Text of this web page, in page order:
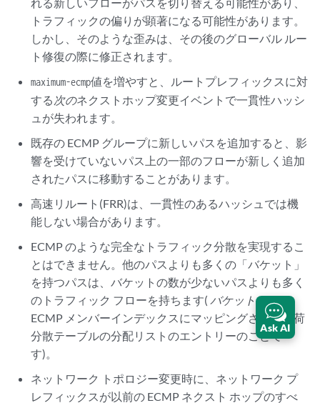
トラフィックの偏りが顕著になる可能性があります。
しかし、そのような歪みは、その後のグローバル ルー
ト修復の際に修正されます。
maximum-ecmp値を増やすと、ルートプレフィックスに対
する 次のネクストホップ変更イベントで一貫性ハッシ
ュが失われます。
既存の ECMP グループに新しいパスを追加すると、影
響を受けていないパス上の一部のフローが新しく追加
されたパスに移動することがあります。
高速リルート(FRR)は、一貫性のあるハッシュでは機
能しない場合があります。
ECMP のような完全なトラフィック分散を実現するこ
とはできません。他のパスよりも多くの「バケット」
を持つパスは、バケットの数が少ないパスよりも多く
のトラフィック フローを持ちます( バケットとは、
ECMP メンバーインデックスにマッピングされた負荷
分散テーブルの分配リストのエントリーのことで
す)。
ネットワーク トポロジー変更時に、ネットワーク プ
レフィックスが以前の ECMP ネクスト ホップのすべ
Ask AI